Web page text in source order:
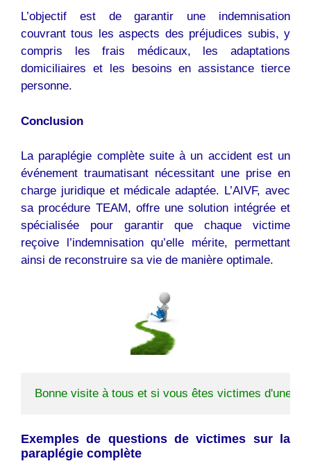
L’objectif est de garantir une indemnisation
couvrant tous les aspects des préjudices subis, y
compris les frais médicaux, les adaptations
domiciliaires et les besoins en assistance tierce
personne.
Conclusion
La paraplégie complète suite à un accident est un
événement traumatisant nécessitant une prise en
charge juridique et médicale adaptée. L’AIVF, avec
sa procédure TEAM, offre une solution intégrée et
spécialisée pour garantir que chaque victime
reçoive l’indemnisation qu’elle mérite, permettant
ainsi de reconstruire sa vie de manière optimale.
Bonne visite à tous et si vous êtes victimes d'une
Exemples de questions de victimes sur la
paraplégie complète